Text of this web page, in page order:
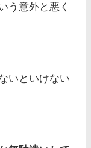
う意外と悪く
いといけない